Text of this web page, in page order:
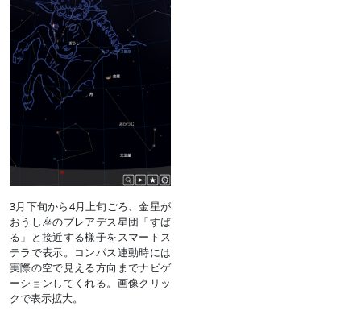
3月下旬から4月上旬ごろ、金星が
おうし座のプレアデス星団「すば
る」と接近する様子をスマートス
テラで表示。コンパス連動時には
実際の空で見える方向までナビゲ
ーションしてくれる。画像クリッ
クで表示拡大。